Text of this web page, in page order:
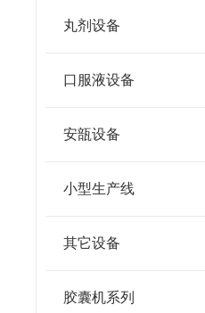
丸剂设备
口服液设备
安瓿设备
小型生产线
其它设备
胶囊机系列